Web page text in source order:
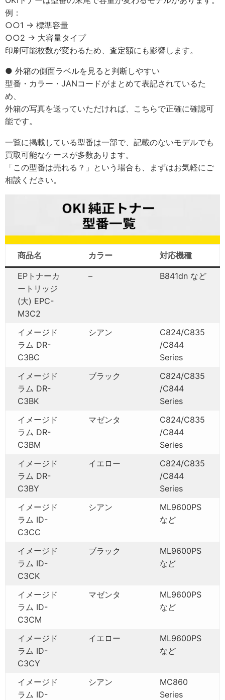
例：
○○1 → 標準容量
○○2 → 大容量タイプ
印刷可能枚数が変わるため、査定額にも影響します。
● 外箱の側面ラベルを見ると判断しやすい
型番・カラー・JANコードがまとめて表記されているた
め、
外箱の写真を送っていただければ、こちらで正確に確認可
能です。
一覧に掲載している型番は一部で、記載のないモデルでも
買取可能なケースが多数あります。
「この型番は売れる？」という場合も、まずはお気軽にご
相談ください。
商品名 カラー 対応機種
EPトナーカ
ートリッジ
(大) EPC-
M3C2
– B841dn など
イメージド
ラム DR-
C3BC
シアン
C824/C835
/C844
Series
イメージド
ラム DR-
C3BK
ブラック
C824/C835
/C844
Series
イメージド
ラム DR-
C3BM
マゼンタ
C824/C835
/C844
Series
イメージド
ラム DR-
C3BY
イエロー
C824/C835
/C844
Series
イメージド
ラム ID-
C3CC
シアン
ML9600PS
など
イメージド
ラム ID-
C3CK
ブラック
ML9600PS
など
イメージド
ラム ID-
C3CM
マゼンタ
ML9600PS
など
イメージド
ラム ID-
C3CY
イエロー
ML9600PS
など
イメージド
ラム ID-
シアン
MC860
Series